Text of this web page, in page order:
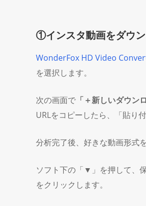
①インスタ動画をダウ
WonderFox HD Video
を選択します。
次の画面で 「＋新しいダウン
URLをコピーしたら、「貼り
分析完了後、好きな動画形式
ソフト下の「▼」を押して、
をクリックします。